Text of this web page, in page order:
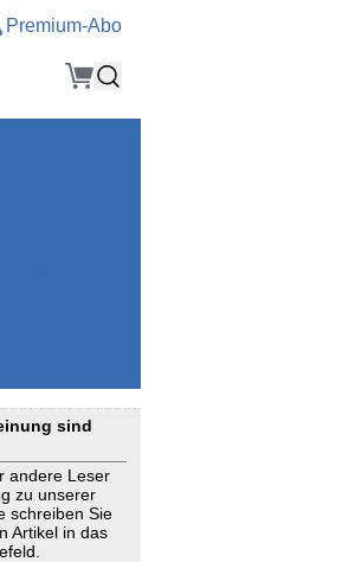
Premium-Abo
sind
andere Leser
zu unserer
schreiben Sie
Artikel in das